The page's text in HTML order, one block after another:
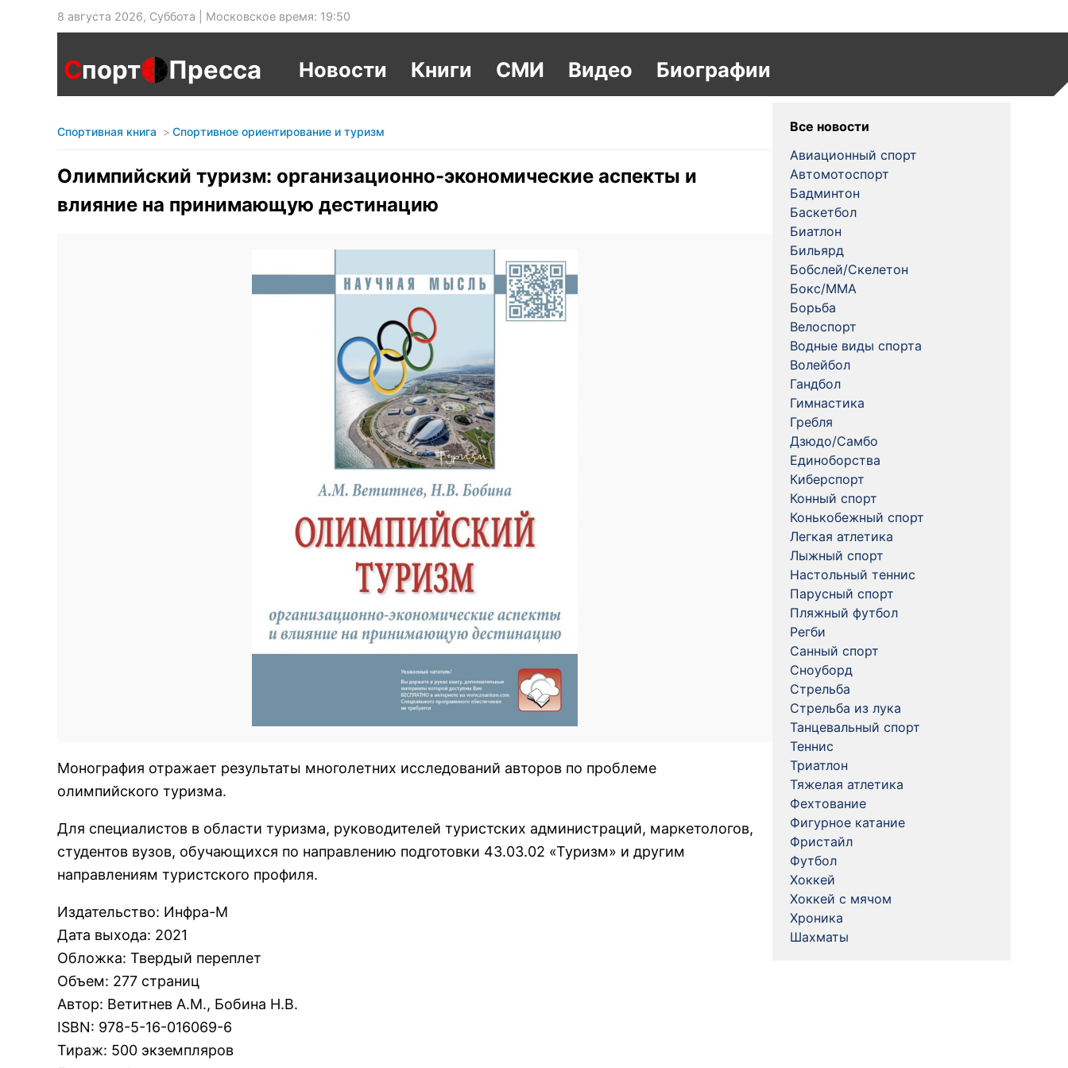
8 августа 2026, Суббота | Московское время: 19:50
Спорт Пресса Новости Книги СМИ Видео Биографии
Спортивная книга Спортивное ориентирование и туризм
Олимпийский туризм: организационно-экономические аспекты и
влияние на принимающую дестинацию
Монография отражает результаты многолетних исследований авторов по проблеме
олимпийского туризма.
Для специалистов в области туризма, руководителей туристских администраций, маркетологов,
студентов вузов, обучающихся по направлению подготовки 43.03.02 «Туризм» и другим
направлениям туристского профиля.
Издательство: Инфра-М
Дата выхода: 2021
Обложка: Твердый переплет
Объем: 277 страниц
Автор: Ветитнев А.М., Бобина Н.В.
ISBN: 978-5-16-016069-6
Тираж: 500 экземпляров
Все новости
Авиационный спорт
Автомотоспорт
Бадминтон
Баскетбол
Биатлон
Бильярд
Бобслей/Скелетон
Бокс/MMA
Борьба
Велоспорт
Водные виды спорта
Волейбол
Гандбол
Гимнастика
Гребля
Дзюдо/Самбо
Единоборства
Киберспорт
Конный спорт
Конькобежный спорт
Легкая атлетика
Лыжный спорт
Настольный теннис
Парусный спорт
Пляжный футбол
Регби
Санный спорт
Сноуборд
Стрельба
Стрельба из лука
Танцевальный спорт
Теннис
Триатлон
Тяжелая атлетика
Фехтование
Фигурное катание
Фристайл
Футбол
Хоккей
Хоккей с мячом
Хроника
Шахматы